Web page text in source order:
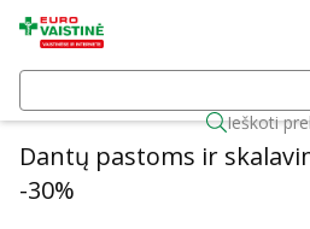
Ieškoti
Dantų pastoms ir
-30%